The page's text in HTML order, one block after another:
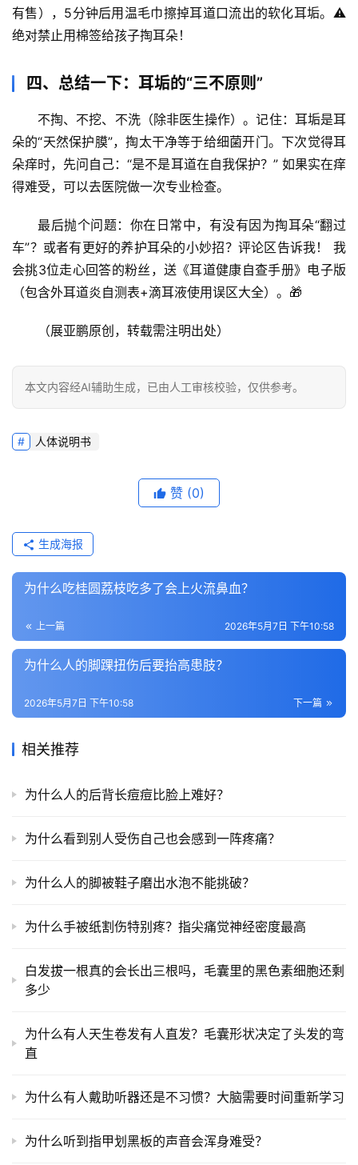
站
谣
求
有售），5分钟后用温毛巾擦掉耳道口流出的软化耳垢。⚠️
绝对禁止用棉签给孩子掏耳朵！
四、总结一下：耳垢的“三不原则”
不掏、不挖、不洗（除非医生操作）。记住：耳垢是耳
朵的“天然保护膜”，掏太干净等于给细菌开门。下次觉得耳
朵痒时，先问自己：“是不是耳道在自我保护？” 如果实在痒
得难受，可以去医院做一次专业检查。
最后抛个问题： 你在日常中，有没有因为掏耳朵“翻过
车”？或者有更好的养护耳朵的小妙招？评论区告诉我！
我
会挑3位走心回答的粉丝，送《耳道健康自查手册》电子版
（包含外耳道炎自测表+滴耳液使用误区大全）。🎁
（展亚鹏原创，转载需注明出处）
本文内容经AI辅助生成，已由人工审核校验，仅供参考。
人体说明书
赞 (0)
生成海报
为什么吃桂圆荔枝吃多了会上火流鼻血？
上一篇 2026年5月7日 下午10:58
为什么人的脚踝扭伤后要抬高患肢？
下一篇
2026年5月7日 下午10:58
相关推荐
为什么人的后背长痘痘比脸上难好？
为什么看到别人受伤自己也会感到一阵疼痛？
为什么人的脚被鞋子磨出水泡不能挑破？
为什么手被纸割伤特别疼？指尖痛觉神经密度最高
白发拔一根真的会长出三根吗，毛囊里的黑色素细胞还剩
多少
为什么有人天生卷发有人直发？毛囊形状决定了头发的弯
直
为什么有人戴助听器还是不习惯？大脑需要时间重新学习
为什么听到指甲划黑板的声音会浑身难受？